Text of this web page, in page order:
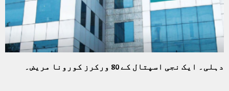
دہلی۔ ایک نجی اسپتال کے 80 ورکرز کورونا مریض۔